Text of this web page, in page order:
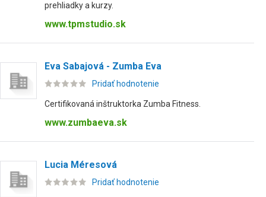
prehliadky a kurzy.
www.tpmstudio.sk
Eva Sabajová - Zumba Eva
Pridať hodnotenie
Certifikovaná inštruktorka Zumba Fitness.
www.zumbaeva.sk
Lucia Méresová
Pridať hodnotenie